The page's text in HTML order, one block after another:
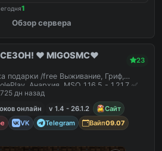
1
Обзор сервера
❤️ MIGOSMC❤️
23
подарки /free Выживание, Гриф,
Анархия, MSO 1.16.5 - 1.21.7 ✅
дн назад
онлайн
v 1.4 - 26.1.2
Сайт
VK Telegram Вайп09.07